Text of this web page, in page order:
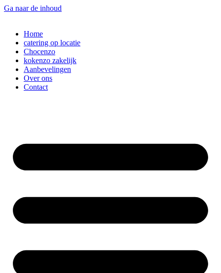
Ga naar de inhoud
Home
catering op locatie
Chocenzo
kokenzo zakelijk
Aanbevelingen
Over ons
Contact